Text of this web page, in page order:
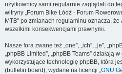
użytkownicy sami regularnie zaglądali do
witryny „Forum Bike Łódź - Forum
MTB” po zmianach regulaminu oznacza,
wszelkimi konsekwencjami prawnymi.
Nasze fora zwane też „one”, „ich”, „je”,
„phpBB Limited”, „phpBB Teams” działają
wykorzystujące technologię phpBB, która
(bulletin board), wydane na licencji „GNU